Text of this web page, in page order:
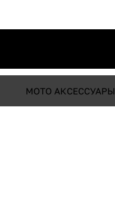
МОТО АКСЕССУАРЫ